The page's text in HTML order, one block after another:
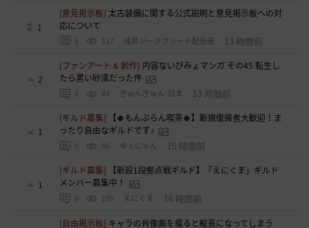
1
[意見掲示板] 太古装備に関する公式説明と意見掲示板への対
応について
1 117 浅井ジークフリード配信者 13 時間前
2
[ファンアート & 創作] 内容ないびみょマンガ その45 転生し
たら黒い砂漠だった件
1 84 きゅんきゅん-日本 13 時間前
1
[ギルド募集]
【🍀もんぶらん喫茶🍀】新規復帰者大歓迎！ま
ったり自由なギルドです♪
0 96 ゆぅにゃん 15 時間前
1
[ギルド募集]
【新設1段拠点戦ギルド】「えにぐま」ギルド
メンバー募集中！
0 109 えにぐま 16 時間前
[自由掲示板] キャラの肖像画を撮ると縦長になってしまう